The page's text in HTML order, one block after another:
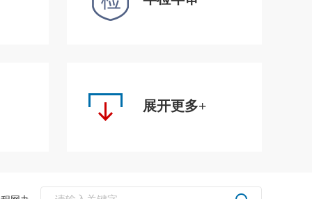
展开更多+